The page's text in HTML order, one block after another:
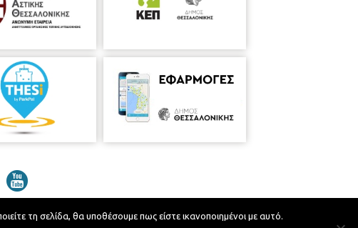
Developed byMyCompany Projects
τη σελίδα, θα υποθέσουμε πως είστε ικανοποιημένοι με αυτό.